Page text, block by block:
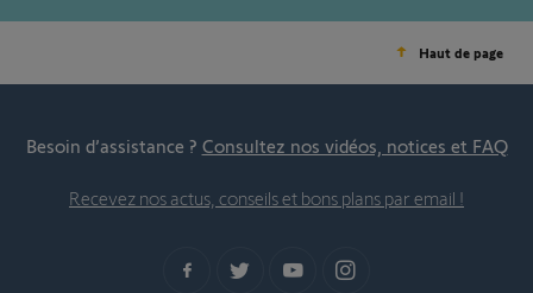
Haut de page
Besoin d’assistance ? Consultez nos vidéos, notices et FAQ
Recevez nos actus, conseils et bons plans par email !